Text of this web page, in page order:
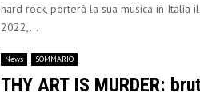
hard rock, porterà la sua musica in Italia
2022,...
News SOMMARIO
THY ART IS MURDER: